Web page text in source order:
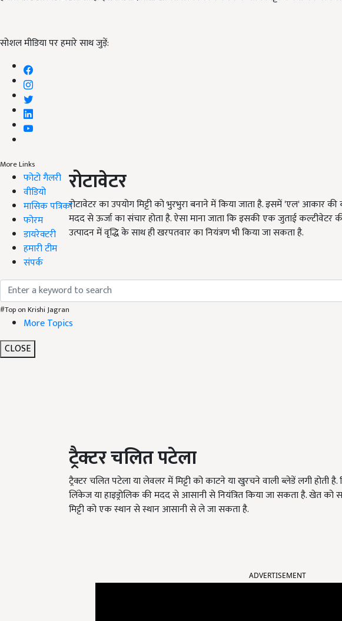
सोशल मीडिया पर हमारे साथ जुड़ें:
More Links
फोटो गैलरी
वीडियो
मासिक पत्रिका
फोरम
डायरेक्टरी
हमारी टीम
संपर्क
#Top on Krishi Jagran
More Topics
CLOSE
रोटावेटर
रोटावेटर का उपयोग मिट्टी को भुरभुरा बनाने में किया जाता है. इसमें 'एल' आकार
मदद से ऊर्जा का संचार होता है. ऐसा माना जाता कि इसकी एक जुताई कल्टीवेटर
उत्पादन में वृद्धि के साथ ही खरपतवार का नियंत्रण भी किया जा सकता है.
ट्रैक्टरचलितपटेला
ट्रैक्टर चलित पटेला या लेवलर में मिट्टी को काटने या खुरचने वाली ब्लेडें लगी होती है.
लिंकेज या हाइड्रोलिक की मदद से आसानी से नियंत्रित किया जा सकता है. खेत
मिट्टी को एक स्थान से स्थान आसानी से ले जा सकता है.
ADVERTISEMENT